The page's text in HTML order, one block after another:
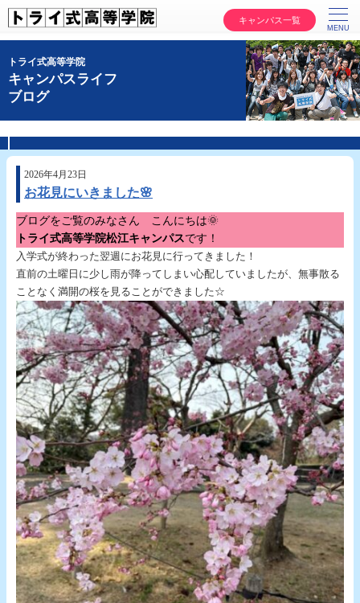
キャンパス一覧
トライ式高等学院
キャンパスライフ
ブログ
2026年4月23日
お花見にいきました🌸
ブログをご覧のみなさん こんにちは🌞
トライ式高等学院松江キャンパスです！
入学式が終わった翌週にお花見に行ってきました！
直前の土曜日に少し雨が降ってしまい心配していましたが、無事散る
ことなく満開の桜を見ることができました☆